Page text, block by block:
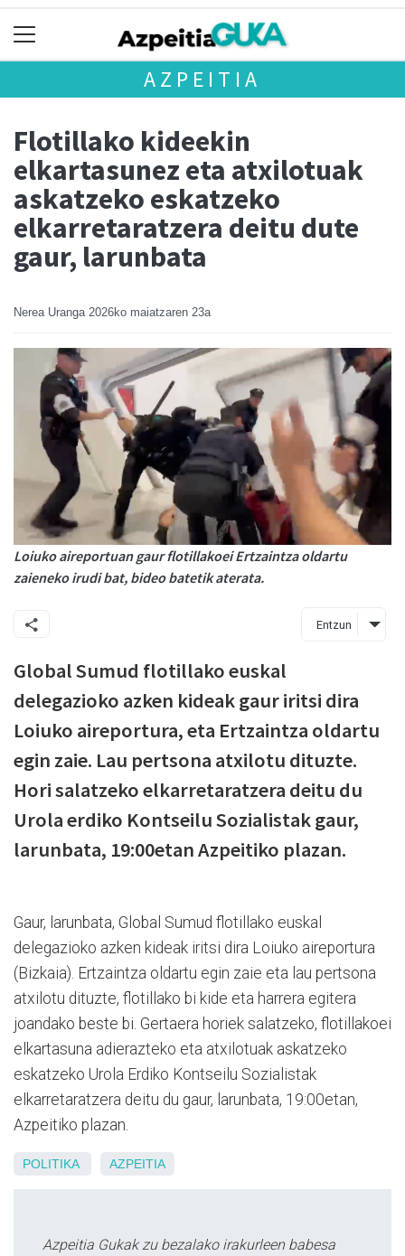
AZPEITIA
Flotillako kideekin
elkartasunez eta atxilotuak
askatzeko eskatzeko
elkarretaratzera deitu dute
gaur, larunbata
Nerea Uranga 2026ko maiatzaren 23a
Loiuko aireportuan gaur flotillakoei Ertzaintza oldartu
zaieneko irudi bat, bideo batetik aterata.
Entzun
Global Sumud flotillako euskal
delegazioko azken kideak gaur iritsi dira
Loiuko aireportura, eta Ertzaintza oldartu
egin zaie. Lau pertsona atxilotu dituzte.
Hori salatzeko elkarretaratzera deitu du
Urola erdiko Kontseilu Sozialistak gaur,
larunbata, 19:00etan Azpeitiko plazan.
Gaur, larunbata, Global Sumud flotillako euskal
delegazioko azken kideak iritsi dira Loiuko aireportura
(Bizkaia). Ertzaintza oldartu egin zaie eta lau pertsona
atxilotu dituzte, flotillako bi kide eta harrera egitera
joandako beste bi. Gertaera horiek salatzeko, flotillakoei
elkartasuna adierazteko eta atxilotuak askatzeko
eskatzeko Urola Erdiko Kontseilu Sozialistak
elkarretaratzera deitu du gaur, larunbata, 19:00etan,
Azpeitiko plazan.
POLITIKA AZPEITIA
Azpeitia Gukak zu bezalako irakurleen babesa